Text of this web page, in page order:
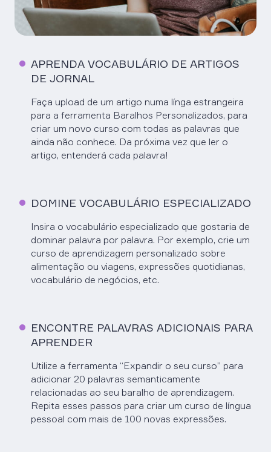
APRENDA VOCABULÁRIO DE ARTIGOS
DE JORNAL
Faça upload de um artigo numa línga estrangeira
para a ferramenta Baralhos Personalizados, para
criar um novo curso com todas as palavras que
ainda não conhece. Da próxima vez que ler o
artigo, entenderá cada palavra!
DOMINE VOCABULÁRIO ESPECIALIZADO
Insira o vocabulário especializado que gostaria de
dominar palavra por palavra. Por exemplo, crie um
curso de aprendizagem personalizado sobre
alimentação ou viagens, expressões quotidianas,
vocabulário de negócios, etc.
ENCONTRE PALAVRAS ADICIONAIS PARA
APRENDER
Utilize a ferramenta “Expandir o seu curso” para
adicionar 20 palavras semanticamente
relacionadas ao seu baralho de aprendizagem.
Repita esses passos para criar um curso de língua
pessoal com mais de 100 novas expressões.